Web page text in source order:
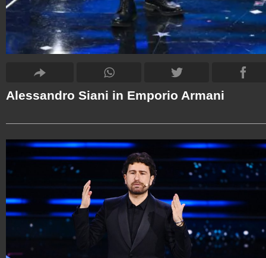
Alessandro Siani in Emporio Armani